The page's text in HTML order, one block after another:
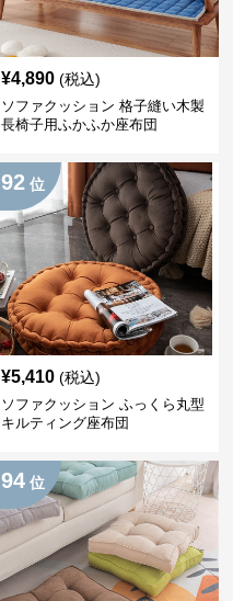
¥4,890 (税込)
ソファクッション 格子縫い木製
長椅子用ふかふか座布団
92 位
¥5,410 (税込)
ソファクッション ふっくら丸型
キルティング座布団
94 位